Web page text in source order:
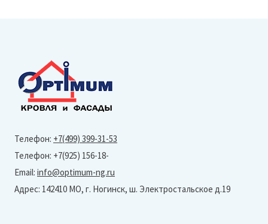
Foramina
PUR
(ОЦ-01-
8017)
Телефон: +7(499) 399-31-53
Телефон: +7(925) 156-18-
Email: info@optimum-ng.ru
Адрес: 142410 МО, г. Ногинск, ш. Электростальское д.19